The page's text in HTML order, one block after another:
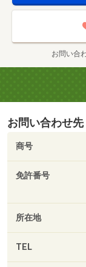
お問い合
お問い合わせ先
商号
免許番号
所在地
TEL